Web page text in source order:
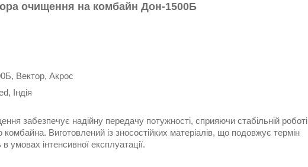
очищення на комбайн Дон-1500Б
Вектор, Акрос
Індія
забезпечує надійну передачу потужності, сприяючи стабільній роботі
Виготовлений із зносостійких матеріалів, що подовжує термін
інтенсивної експлуатації.